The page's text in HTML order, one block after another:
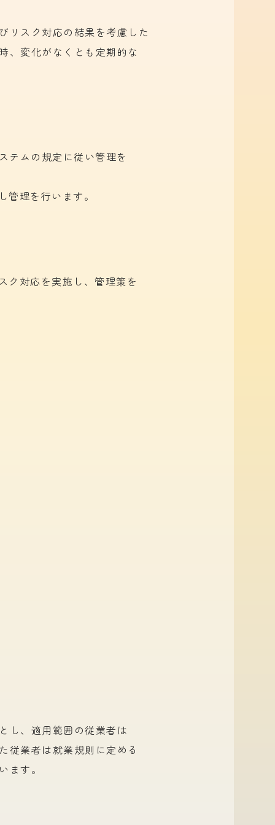
リスク対応の 結果を考慮した
、 変化がなくとも 定期的な
テムの 規定に従い管理を
管理を行います。
ク対応を実施し、管理策を
し、 適用範囲の従業者は
従業者は就業規則に定める
ます。